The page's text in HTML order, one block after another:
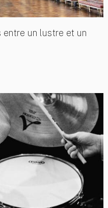
un lustre et un